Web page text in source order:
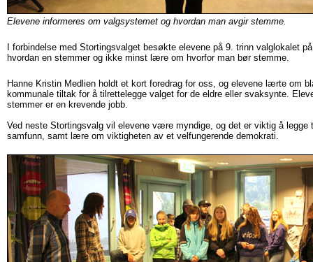
Elevene informeres om valgsystemet og hvordan man avgir stemme.
I forbindelse med Stortingsvalget besøkte elevene på 9. trinn valglokalet
hvordan en stemmer og ikke minst lære om hvorfor man bør stemme.
Hanne Kristin Medlien holdt et kort foredrag for oss, og elevene lærte om
kommunale tiltak for å tilrettelegge valget for de eldre eller svaksynte.
stemmer er en krevende jobb.
Ved neste Stortingsvalg vil elevene være myndige, og det er viktig å legge
samfunn, samt lære om viktigheten av et velfungerende demokrati.